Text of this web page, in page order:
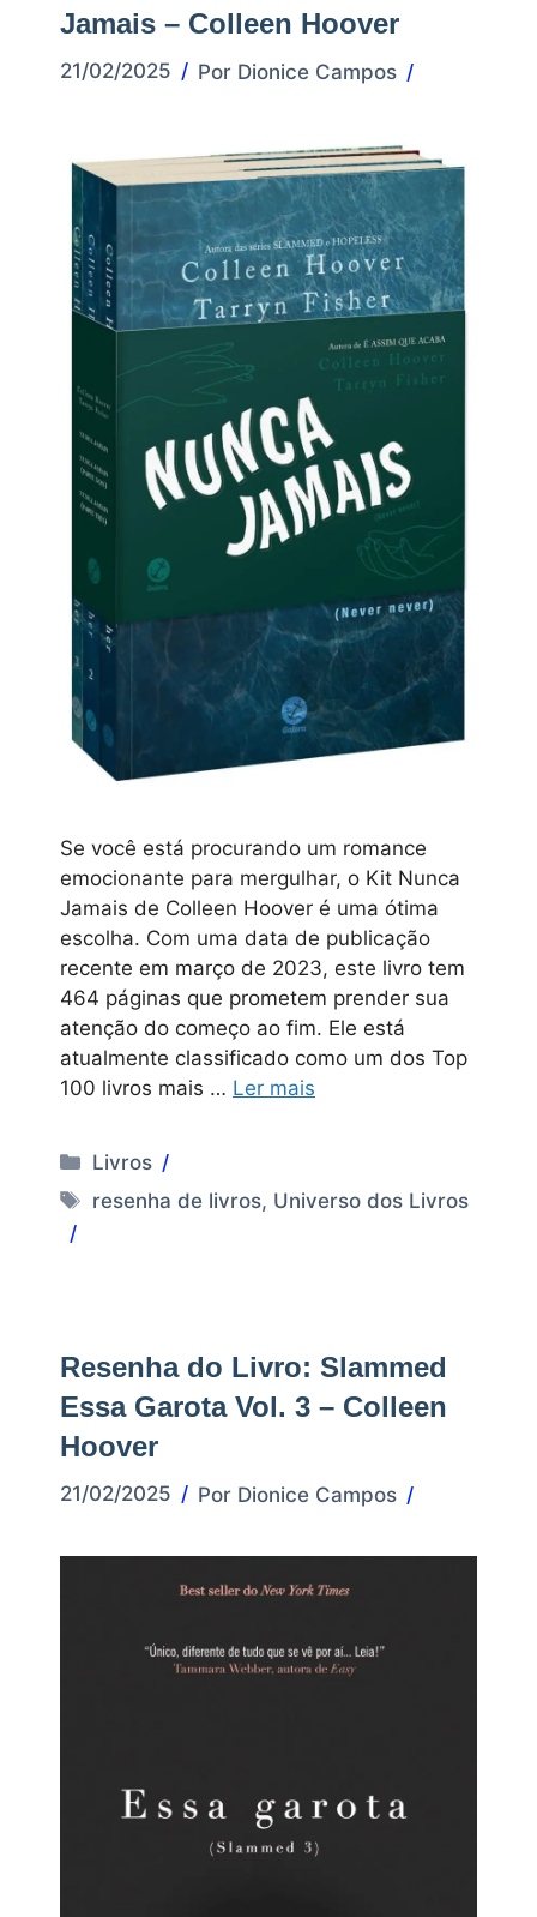
Jamais – Colleen Hoover
21/02/2025 Por Dionice Campos
Se você está procurando um romance
emocionante para mergulhar, o Kit Nunca
Jamais de Colleen Hoover é uma ótima
escolha. Com uma data de publicação
recente em março de 2023, este livro tem
464 páginas que prometem prender sua
atenção do começo ao fim. Ele está
atualmente classificado como um dos Top
100 livros mais … Ler mais
Categorias
Livros
Tags
resenha de livros, Universo dos Livros
Resenha do Livro: Slammed
Essa Garota Vol. 3 – Colleen
Hoover
21/02/2025 Por Dionice Campos